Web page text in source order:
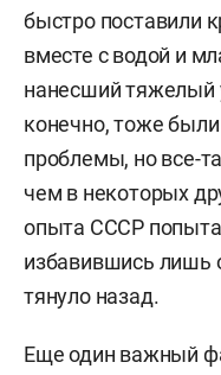
быстро поставили
вместе с водой и
нанесший тяжелый
конечно, тоже
проблемы, но все-
чем в некоторых
опыта СССР
избавившись лишь
тянуло назад.
Еще один важный